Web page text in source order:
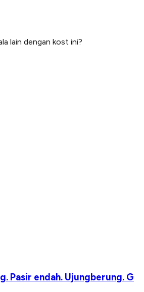
lain dengan kost ini?
Pasir endah. Ujungberung. G